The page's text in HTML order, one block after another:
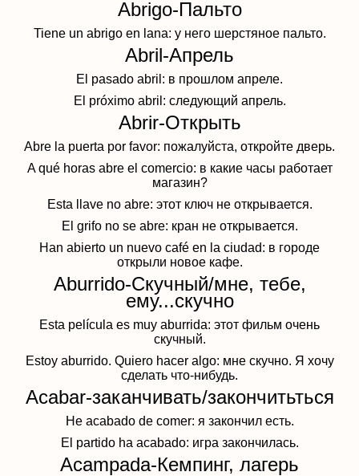
Abrigo-Пальто
Tiene un abrigo en lana: у него шерстяное пальто.
Abril-Апрель
El pasado abril: в прошлом апреле.
El próximo abril: следующий апрель.
Abrir-Открыть
Abre la puerta por favor: пожалуйста, откройте дверь.
A qué horas abre el comercio: в какие часы работает
магазин?
Esta llave no abre: этот ключ не открывается.
El grifo no se abre: кран не открывается.
Han abierto un nuevo café en la ciudad: в городе
открыли новое кафе.
Aburrido-Скучный/мне, тебе,
ему...скучно
Esta película es muy aburrida: этот фильм очень
скучный.
Estoy aburrido. Quiero hacer algo: мне скучно. Я хочу
сделать что-нибудь.
Acabar-заканчивать/закончитьться
He acabado de comer: я закончил есть.
El partido ha acabado: игра закончилась.
Acampada-Кемпинг, лагерь